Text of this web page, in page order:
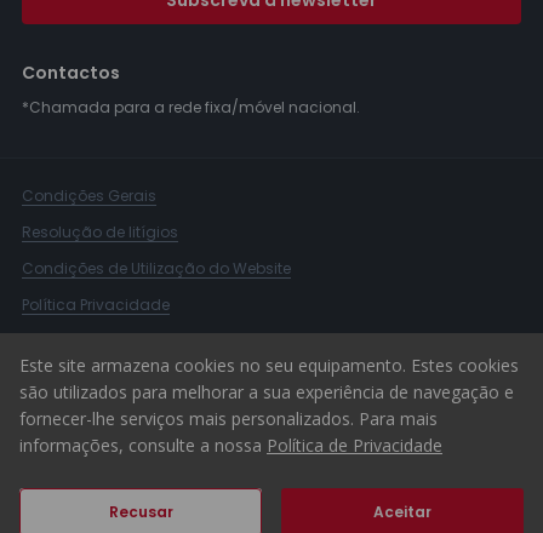
Contactos
*Chamada para a rede fixa/móvel nacional.
Condições Gerais
Resolução de litígios
Condições de Utilização do Website
Política Privacidade
Canal de Denúncias
© 2026 ERA Portugal
Este site armazena cookies no seu equipamento. Estes cookies
são utilizados para melhorar a sua experiência de navegação e
fornecer-lhe serviços mais personalizados. Para mais
informações, consulte a nossa Política de Privacidade
Recusar Aceitar